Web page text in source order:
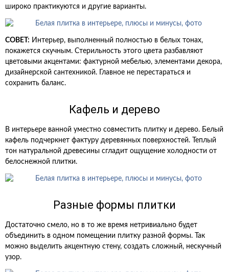
широко практикуются и другие варианты.
СОВЕТ: Интерьер, выполненный полностью в белых тонах,
покажется скучным. Стерильность этого цвета разбавляют
цветовыми акцентами: фактурной мебелью, элементами декора,
дизайнерской сантехникой. Главное не перестараться и
сохранить баланс.
Кафель и дерево
В интерьере ванной уместно совместить плитку и дерево. Белый
кафель подчеркнет фактуру деревянных поверхностей. Теплый
тон натуральной древесины сгладит ощущение холодности от
белоснежной плитки.
Разные формы плитки
Достаточно смело, но в то же время нетривиально будет
объединить в одном помещении плитку разной формы. Так
можно выделить акцентную стену, создать сложный, нескучный
узор.